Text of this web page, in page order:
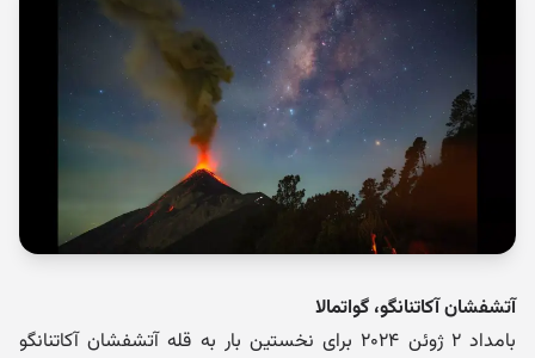
آتشفشان آکاتنانگو، گواتمالا
بامداد ۲ ژوئن ۲۰۲۴ برای نخستین بار به قله آتشفشان آکاتنانگو